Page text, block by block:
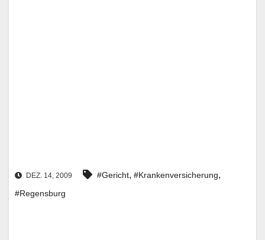
DEZ. 14, 2009 #Gericht, #Krankenversicherung,
#Regensburg